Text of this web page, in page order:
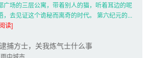
广场的三层公寓，带着别人的猫，听着耳边的呢
，去见证这个诡秘而离奇的时代。 第六纪元的...
读]
捕方士，关我炼气士什么事
雨中城市